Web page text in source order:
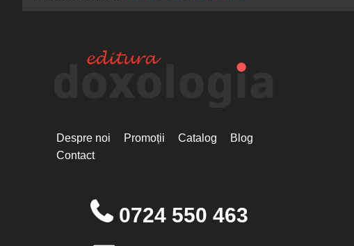
Despre noi Promoții Catalog
Blog
Contact
0724 550 463